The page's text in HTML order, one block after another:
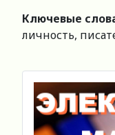
Ключевые
личность,